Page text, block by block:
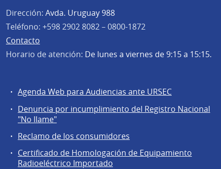
Dirección: Avda. Uruguay 988
Teléfono: +598 2902 8082 – 0800-1872
Contacto
Horario de atención: De lunes a viernes de 9:15 a 15:15.
Servicios
comunidad
Agenda Web para Audiencias ante URSEC
Denuncia por incumplimiento del Registro Nacional
"No llame"
Reclamo de los consumidores
Certificado de Homologación de Equipamiento
Radioeléctrico Importado